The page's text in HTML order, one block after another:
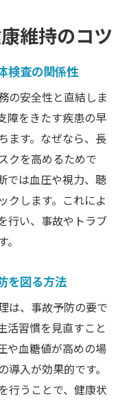
維持のコツ
検査の関係性
の安全性と直結しま
障をきたす疾患の早
ます。なぜなら、長
クを高めるためで
では血圧や視力、聴
クします。これによ
行い、事故やトラブ
を図る方法
は、事故予防の要で
活習慣を見直すこと
や血糖値が高めの場
入が効果的です。
行うことで、健康状